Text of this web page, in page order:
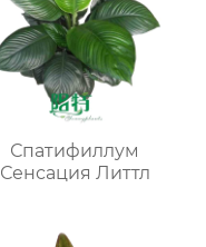
Спатифиллум
Сенсация Литтл